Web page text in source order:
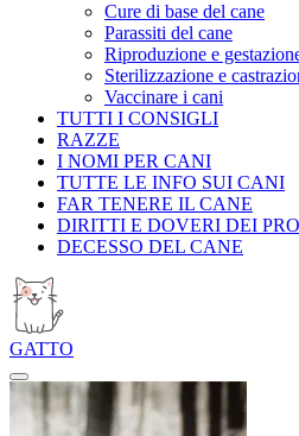
Cure di base del cane
Parassiti del cane
Riproduzione e
Sterilizzazione e
Vaccinare i cani
TUTTI I CONSIGLI
RAZZE
I NOMI PER CANI
TUTTE LE INFO SUI CANI
FAR TENERE IL CANE
DIRITTI E DOVERI DEI
DECESSO DEL CANE
GATTO